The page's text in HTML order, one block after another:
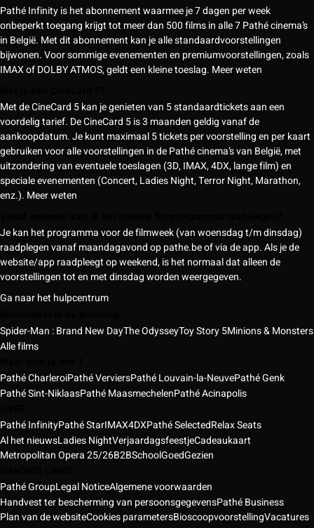
Pathé Infinity is het abonnement waarmee je 7 dagen per week
onbeperkt toegang krijgt tot meer dan 500 films in alle 7 Pathé cinema’s
in België. Met dit abonnement kan je alle standaardvoorstellingen
bijwonen. Voor sommige evenementen en premiumvoorstellingen, zoals
IMAX of DOLBY ATMOS, geldt een kleine toeslag. Meer weten
Met de CineCard 5 kan je genieten van 5 standaardtickets aan een
voordelig tarief. De CineCard 5 is 3 maanden geldig vanaf de
aankoopdatum. Je kunt maximaal 5 tickets per voorstelling en per kaart
gebruiken voor alle voorstellingen in de Pathé cinema’s van België, met
uitzondering van eventuele toeslagen (3D, IMAX, 4DX, lange film) en
speciale evenementen (Concert, Ladies Night, Terror Night, Marathon,
enz.). Meer weten
Je kan het programma voor de filmweek (van woensdag t/m dinsdag)
raadplegen vanaf maandagavond op pathe.be of via de app. Als je de
website/app raadpleegt op weekend, is het normaal dat alleen de
voorstellingen tot en met dinsdag worden weergegeven.
Ga naar het hulpcentrum
Spider-Man : Brand New DayThe OdysseyToy Story 5Minions & Monsters
Alle films
Pathé CharleroiPathé VerviersPathé Louvain-la-NeuvePathé Genk
Pathé Sint-NiklaasPathé MaasmechelenPathé Acinapolis
Pathé InfinityPathé StarIMAX4DXPathé SelectedRelax Seats
Al het nieuwsLadies NightVerjaardagsfeestjeCadeaukaart
Metropolitan Opera 25/26B2BSchoolGoedGezien
Pathé GroupLegal NoticeAlgemene voorwaarden
Handvest ter bescherming van persoonsgegevensPathé Business
Plan van de websiteCookies parametersBioscoopvoorstellingVacatures